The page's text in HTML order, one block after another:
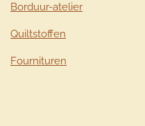
Borduur-atelier
Quiltstoffen
Fournituren